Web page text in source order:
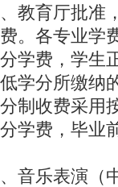
育厅批准
。各专业学
学费，学生
学分所缴纳
制收费采用
学费，毕业
乐表演（